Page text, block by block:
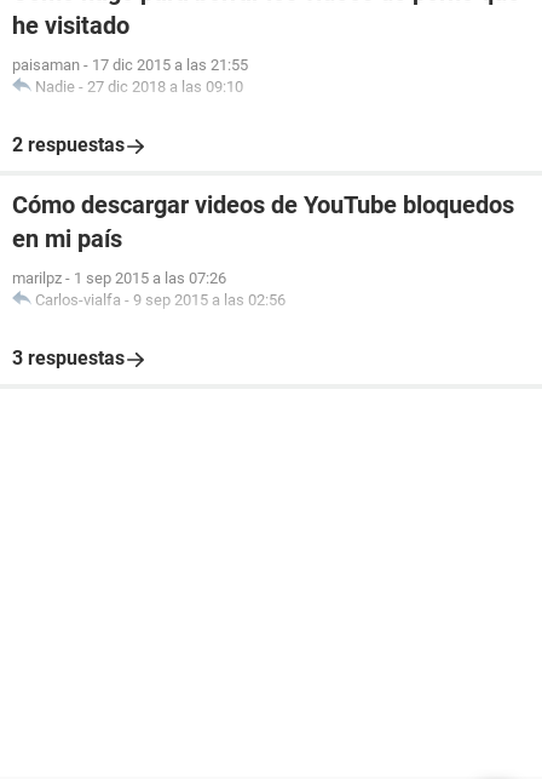
he visitado
paisaman - 17 dic 2015 a las 21:55
Nadie - 27 dic 2018 a las 09:10
2 respuestas
Cómo descargar videos de YouTube bloquedos
en mi país
marilpz - 1 sep 2015 a las 07:26
Carlos-vialfa - 9 sep 2015 a las 02:56
3 respuestas